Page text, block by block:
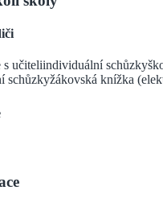
s učiteliindividuální schůzky
schůzkyžákovská knížka